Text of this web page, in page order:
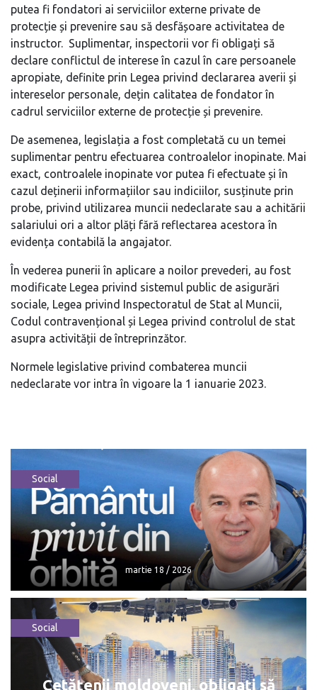
putea fi fondatori ai serviciilor externe private de
protecție și prevenire sau să desfășoare activitatea de
instructor. Suplimentar, inspectorii vor fi obligați să
declare conflictul de interese în cazul în care persoanele
apropiate, definite prin Legea privind declararea averii și
intereselor personale, dețin calitatea de fondator în
cadrul serviciilor externe de protecție și prevenire.
De asemenea, legislația a fost completată cu un temei
suplimentar pentru efectuarea controalelor inopinate. Mai
exact, controalele inopinate vor putea fi efectuate și în
cazul deținerii informațiilor sau indiciilor, susținute prin
probe, privind utilizarea muncii nedeclarate sau a achitării
salariului ori a altor plăți fără reflectarea acestora în
evidența contabilă la angajator.
În vederea punerii în aplicare a noilor prevederi, au fost
modificate Legea privind sistemul public de asigurări
sociale, Legea privind Inspectoratul de Stat al Muncii,
Codul contravențional și Legea privind controlul de stat
asupra activității de întreprinzător.
Normele legislative privind combaterea muncii
nedeclarate vor intra în vigoare la 1 ianuarie 2023.
Social
martie 18 / 2026
martie 18 / 2026
Social
Cetățenii moldoveni, obligați să